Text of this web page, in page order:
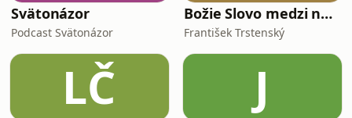
Svätonázor
Podcast Svätonázor
Božie Slovo medzi nami
František Trstenský
LČ J